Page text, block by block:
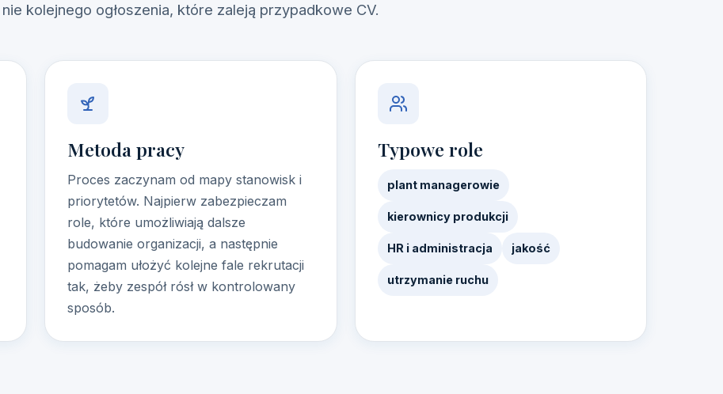
nie kolejnego ogłoszenia, które zaleją przypadkowe CV.
Metoda pracy
Proces zaczynam od mapy stanowisk i
priorytetów. Najpierw zabezpieczam
role, które umożliwiają dalsze
budowanie organizacji, a następnie
pomagam ułożyć kolejne fale rekrutacji
tak, żeby zespół rósł w kontrolowany
sposób.
Typowe role
plant managerowie
kierownicy produkcji
HR i administracja jakość
utrzymanie ruchu